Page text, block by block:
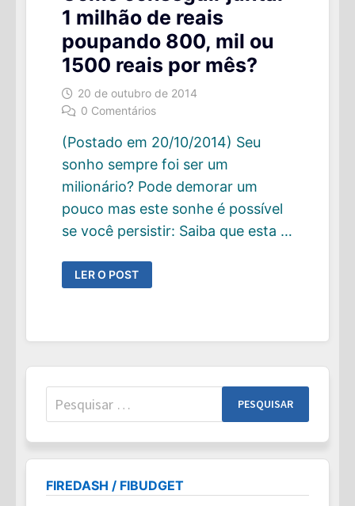
1 milhão de reais
poupando 800, mil ou
1500 reais por mês?
20 de outubro de 2014
0 Comentários
(Postado em 20/10/2014) Seu
sonho sempre foi ser um
milionário? Pode demorar um
pouco mas este sonhe é possível
se você persistir: Saiba que esta …
COMO
CONSEGUIR
JUNTAR
POUPANDO
MIL
1500
REAIS
POR
MÊS?
LER O POST
Pesquisar
por:
FIREDASH / FIBUDGET